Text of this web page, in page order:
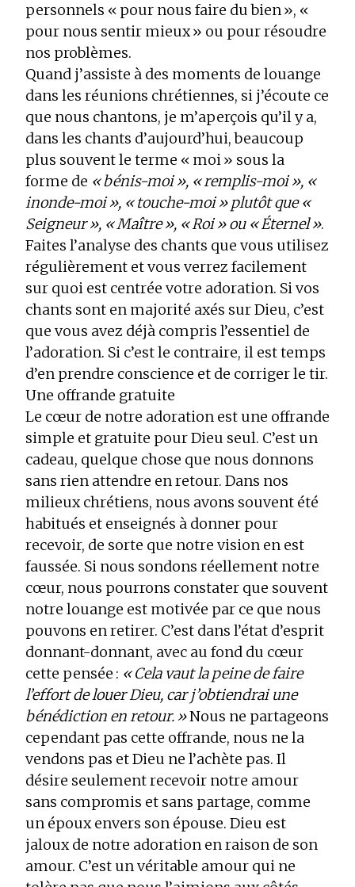
personnels « pour nous faire du bien », «
pour nous sentir mieux » ou pour résoudre
nos problèmes.
Quand j’assiste à des moments de louange
dans les réunions chrétiennes, si j’écoute ce
que nous chantons, je m’aperçois qu’il y a,
dans les chants d’aujourd’hui, beaucoup
plus souvent le terme « moi » sous la
forme de « bénis-moi », « remplis-moi », «
inonde-moi », « touche-moi » plutôt que «
Seigneur », « Maître », « Roi » ou « Éternel ».
Faites l’analyse des chants que vous utilisez
régulièrement et vous verrez facilement
sur quoi est centrée votre adoration. Si vos
chants sont en majorité axés sur Dieu, c’est
que vous avez déjà compris l’essentiel de
l’adoration. Si c’est le contraire, il est temps
d’en prendre conscience et de corriger le tir.
Une offrande gratuite
Le cœur de notre adoration est une offrande
simple et gratuite pour Dieu seul. C’est un
cadeau, quelque chose que nous donnons
sans rien attendre en retour. Dans nos
milieux chrétiens, nous avons souvent été
habitués et enseignés à donner pour
recevoir, de sorte que notre vision en est
faussée. Si nous sondons réellement notre
cœur, nous pourrons constater que souvent
notre louange est motivée par ce que nous
pouvons en retirer. C’est dans l’état d’esprit
donnant-donnant, avec au fond du cœur
cette pensée : « Cela vaut la peine de faire
l’effort de louer Dieu, car j’obtiendrai une
bénédiction en retour. »Nous ne partageons
cependant pas cette offrande, nous ne la
vendons pas et Dieu ne l’achète pas. Il
désire seulement recevoir notre amour
sans compromis et sans partage, comme
un époux envers son épouse. Dieu est
jaloux de notre adoration en raison de son
amour. C’est un véritable amour qui ne